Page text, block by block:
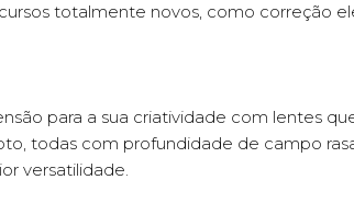
totalmente novos, como correção
para a sua criatividade com lentes
todas com profundidade de campo
versatilidade.